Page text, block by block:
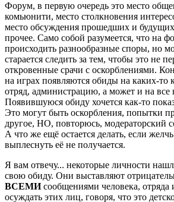
Форум, в первую очередь это место
комьюнити, место столкновения
место обсуждения прошедших и
прочее. Само собой разумеется, что на
происходить разнообразные споры, но
старается следить за тем, чтобы это не
откровенные срачи с оскорблениями.
на играх появляются обиды на каких-то
отряд, администрацию, а может и на
Появившуюся обиду хочется как-то
Это могут быть оскорбления, попытки
другое, НО, повторюсь, модераторский
А что же ещё остается делать, если
выплеснуть её не получается.
Я вам отвечу... некоторые личности
свою обиду. Они выставляют
ВСЕМИсообщениями человека, отряда
осуждать этих лиц, говоря, что это